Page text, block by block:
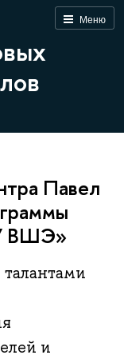
Меню
Павел
ВШЭ»
и